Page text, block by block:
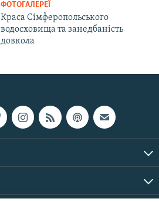
ФОТОГАЛЕРЕЇ
Краса Сімферопольського
водосховища та занедбаність
довкола